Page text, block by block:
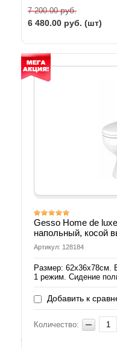
7 200.00руб.
6 480.00 руб. (шт)
Gesso Home de
напольный, косой
Артикул: 128184
Размер: 62х36х78см.
1 режим. Сидение
Добавить к
Количество: